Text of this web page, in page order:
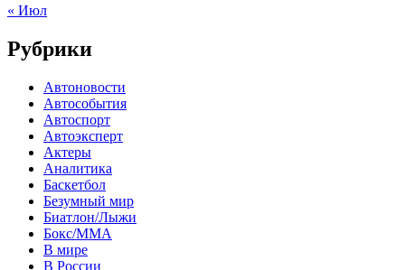
« Июл
Рубрики
Автоновости
Автособытия
Автоспорт
Автоэксперт
Актеры
Аналитика
Баскетбол
Безумный мир
Биатлон/Лыжи
Бокс/MMA
В мире
В России